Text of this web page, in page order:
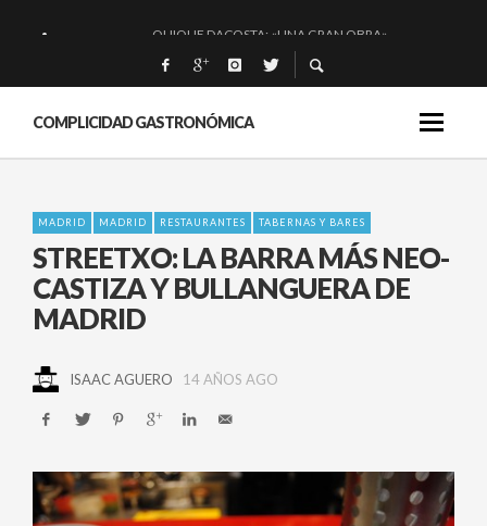
QUIQUE DACOSTA: «UNA GRAN OBRA»
EL BARUCO DE ANERO: MUCHO MÁS QUE UN BAR.
MONTIA: ESENCIAL Y BRILLANTE.
COMPLICIDAD GASTRONÓMICA
MADRID MADRID RESTAURANTES TABERNAS Y BARES
STREETXO: LA BARRA MÁS NEO-
CASTIZA Y BULLANGUERA DE
MADRID
ISAAC AGUERO 14 AÑOS AGO